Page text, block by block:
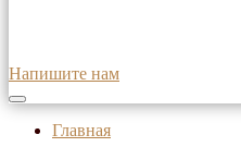
Напишите нам
Главная